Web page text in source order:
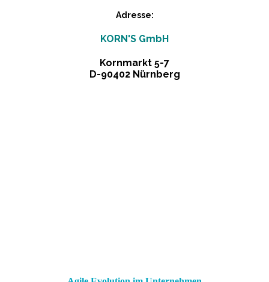
Adresse:
KORN'S GmbH
Kornmarkt 5-7
D-90402 Nürnberg